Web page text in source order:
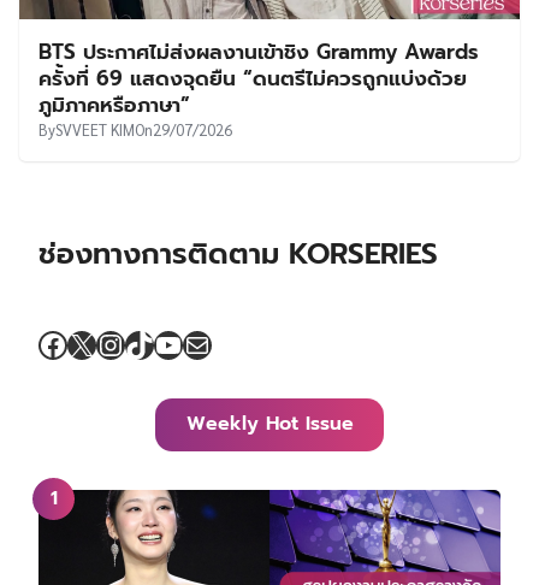
BTS ประกาศไม่ส่งผลงานเข้าชิง Grammy Awards
ครั้งที่ 69 แสดงจุดยืน “ดนตรีไม่ควรถูกแบ่งด้วย
ภูมิภาคหรือภาษา”
BySVVEET KIMOn29/07/2026
ช่องทางการติดตาม KORSERIES
Facebook
X Instagram
TikTok
YouTube
Mail
Weekly Hot Issue